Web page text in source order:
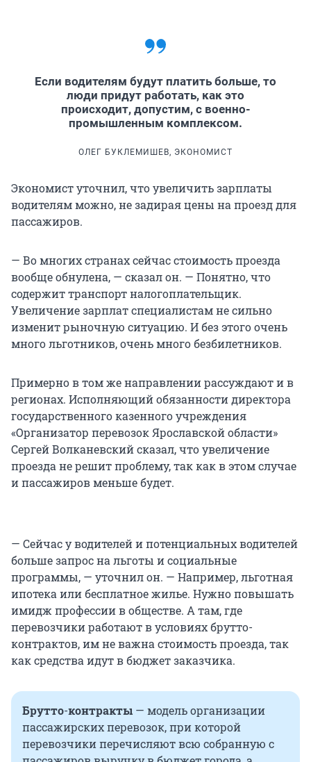
Если водителям будут платить больше, то
люди придут работать, как это
происходит, допустим, с военно-
промышленным комплексом.
ОЛЕГ БУКЛЕМИШЕВ, ЭКОНОМИСТ
Экономист уточнил, что увеличить зарплаты
водителям можно, не задирая цены на проезд для
пассажиров.
— Во многих странах сейчас стоимость проезда
вообще обнулена, — сказал он. — Понятно, что
содержит транспорт налогоплательщик.
Увеличение зарплат специалистам не сильно
изменит рыночную ситуацию. И без этого очень
много льготников, очень много безбилетников.
Примерно в том же направлении рассуждают и в
регионах. Исполняющий обязанности директора
государственного казенного учреждения
«Организатор перевозок Ярославской области»
Сергей Волканевский сказал, что увеличение
проезда не решит проблему, так как в этом случае
и пассажиров меньше будет.
— Сейчас у водителей и потенциальных водителей
больше запрос на льготы и социальные
программы, — уточнил он. — Например, льготная
ипотека или бесплатное жилье. Нужно повышать
имидж профессии в обществе. А там, где
перевозчики работают в условиях брутто-
контрактов, им не важна стоимость проезда, так
как средства идут в бюджет заказчика.
Брутто-контракты — модель организации
пассажирских перевозок, при которой
перевозчики перечисляют всю собранную с